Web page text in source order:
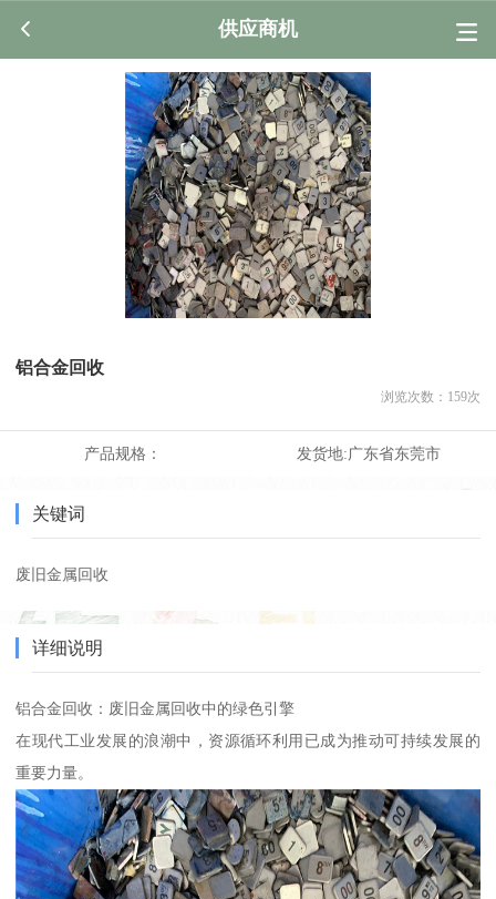
供应商机
铝合金回收
浏览次数： 159次
产品规格： 发货地:广东省东莞市
关键词
废旧金属回收
详细说明
铝合金回收：废旧金属回收中的绿色引擎
在现代工业发展的浪潮中，资源循环利用已成为推动可持续发展的
重要力量。